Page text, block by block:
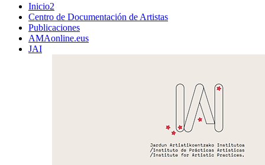
Inicio2
Centro de Documentación de Artistas
Publicaciones
AMAonline.eus
JAI